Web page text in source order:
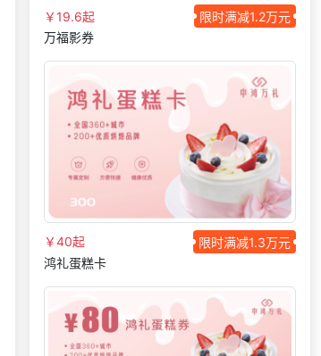
￥19.6起
限时满减1.2万元
万福影券
￥40起
限时满减1.3万元
鸿礼蛋糕卡
197*** 3 天前
选择福利发放系统
147***
2 天前
选择公司礼品商城
166***
10 天前
咨询积分商城搭建
199***
8 天前
咨询供应商礼品
133***
选择礼品卡商城系统
186***
咨询一站式福利方案
183***
150***
24 天前
申请按需体验系统
159***
9 天前
咨询积分商城搭建
137***
14 天前
选择定制礼品商城
191***
获取礼品采购供应链
资料